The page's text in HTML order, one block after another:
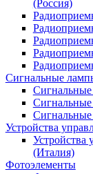
(Россия)
Сигнальные
Устройства
Устройства
(Италия)
Фотоэлементы